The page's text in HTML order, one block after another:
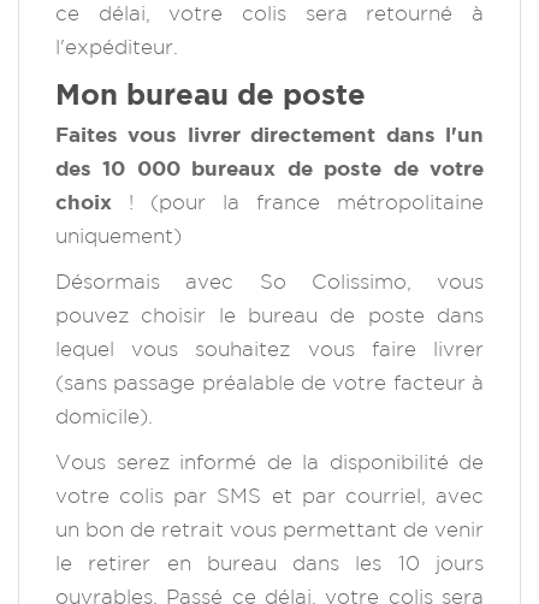
ce délai, votre colis sera retourné à
l'expéditeur.
Mon bureau de poste
Faites vous livrer directement dans l'un
des 10 000 bureaux de poste de votre
choix ! (pour la france métropolitaine
uniquement)
Désormais avec So Colissimo, vous
pouvez choisir le bureau de poste dans
lequel vous souhaitez vous faire livrer
(sans passage préalable de votre facteur à
domicile).
Vous serez informé de la disponibilité de
votre colis par SMS et par courriel, avec
un bon de retrait vous permettant de venir
le retirer en bureau dans les 10 jours
ouvrables. Passé ce délai, votre colis sera